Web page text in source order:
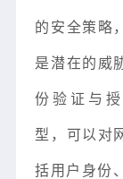
的安全策略
是潜在的威
份验证与
型，可以对
括用户身份